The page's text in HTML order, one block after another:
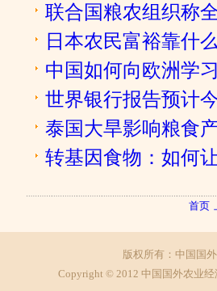
联合国粮农组织称
日本农民富裕靠什
中国如何向欧洲学
世界银行报告预计
泰国大旱影响粮食
转基因食物：如何
首页
版权所有：中国国
Copyright © 2012 中国国外农业经